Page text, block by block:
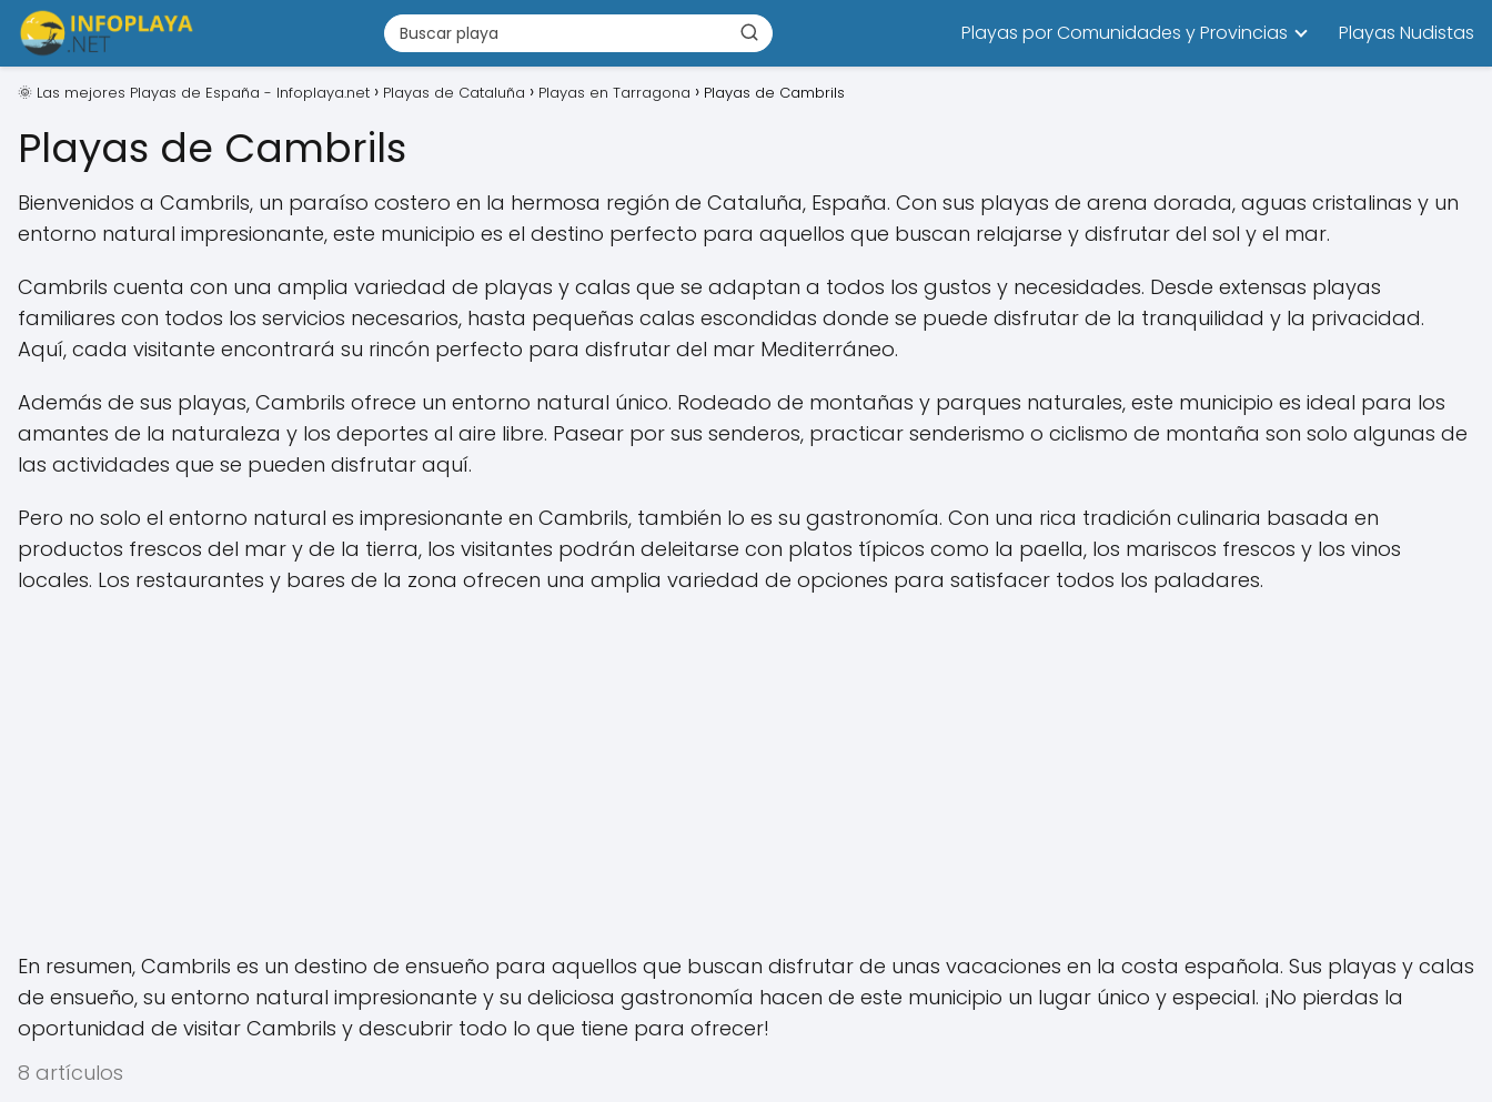
Playas por Comunidades y Provincias Playas Nudistas
🌞 Las mejores Playas de España - Infoplaya.net Playas de Cataluña Playas en Tarragona Playas de Cambrils
Playas de Cambrils
Bienvenidos a Cambrils, un paraíso costero en la hermosa región de Cataluña, España. Con sus playas de arena dorada, aguas cristalinas y un
entorno natural impresionante, este municipio es el destino perfecto para aquellos que buscan relajarse y disfrutar del sol y el mar.
Cambrils cuenta con una amplia variedad de playas y calas que se adaptan a todos los gustos y necesidades. Desde extensas playas
familiares con todos los servicios necesarios, hasta pequeñas calas escondidas donde se puede disfrutar de la tranquilidad y la privacidad.
Aquí, cada visitante encontrará su rincón perfecto para disfrutar del mar Mediterráneo.
Además de sus playas, Cambrils ofrece un entorno natural único. Rodeado de montañas y parques naturales, este municipio es ideal para los
amantes de la naturaleza y los deportes al aire libre. Pasear por sus senderos, practicar senderismo o ciclismo de montaña son solo algunas de
las actividades que se pueden disfrutar aquí.
Pero no solo el entorno natural es impresionante en Cambrils, también lo es su gastronomía. Con una rica tradición culinaria basada en
productos frescos del mar y de la tierra, los visitantes podrán deleitarse con platos típicos como la paella, los mariscos frescos y los vinos
locales. Los restaurantes y bares de la zona ofrecen una amplia variedad de opciones para satisfacer todos los paladares.
En resumen, Cambrils es un destino de ensueño para aquellos que buscan disfrutar de unas vacaciones en la costa española. Sus playas y calas
de ensueño, su entorno natural impresionante y su deliciosa gastronomía hacen de este municipio un lugar único y especial. ¡No pierdas la
oportunidad de visitar Cambrils y descubrir todo lo que tiene para ofrecer!
8 artículos